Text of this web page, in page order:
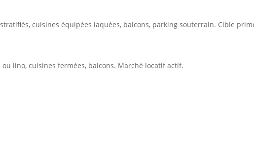
cuisines équipées laquées, balcons, parking souterrain. Cible
lino, cuisines fermées, balcons. Marché locatif actif.